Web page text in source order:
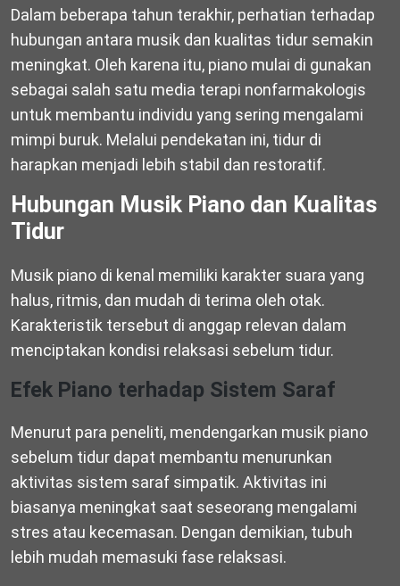
Dalam beberapa tahun terakhir, perhatian terhadap
hubungan antara musik dan kualitas tidur semakin
meningkat. Oleh karena itu, piano mulai di gunakan
sebagai salah satu media terapi nonfarmakologis
untuk membantu individu yang sering mengalami
mimpi buruk. Melalui pendekatan ini, tidur di
harapkan menjadi lebih stabil dan restoratif.
Hubungan Musik Piano dan Kualitas
Tidur
Musik piano di kenal memiliki karakter suara yang
halus, ritmis, dan mudah di terima oleh otak.
Karakteristik tersebut di anggap relevan dalam
menciptakan kondisi relaksasi sebelum tidur.
Efek Piano terhadap Sistem Saraf
Menurut para peneliti, mendengarkan musik piano
sebelum tidur dapat membantu menurunkan
aktivitas sistem saraf simpatik. Aktivitas ini
biasanya meningkat saat seseorang mengalami
stres atau kecemasan. Dengan demikian, tubuh
lebih mudah memasuki fase relaksasi.